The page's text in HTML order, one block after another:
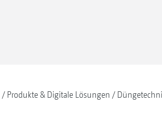
Produkte & Digitale Lösungen